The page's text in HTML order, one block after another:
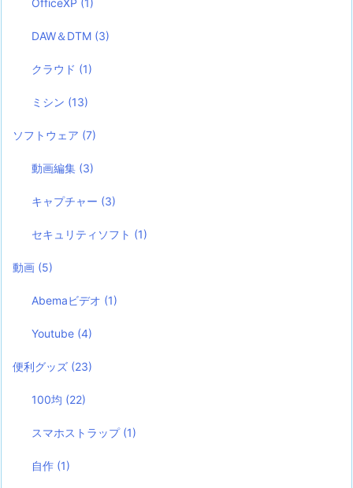
DAW＆DTM (3)
クラウド (1)
ミシン (13)
ソフトウェア (7)
動画編集 (3)
キャプチャー (3)
セキュリティソフト (1)
動画 (5)
Abemaビデオ (1)
Youtube (4)
便利グッズ (23)
100均 (22)
スマホストラップ (1)
自作 (1)